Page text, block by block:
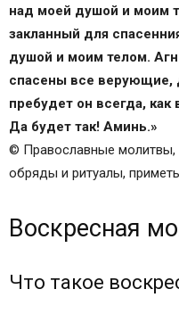
Смотрите также:
Журнал о звездах и
Четверговая
слышать благие вести
Субботняя молитва
земных и небесных
Молитвы архангелу
Икона Архангела
СИЛА МОЛИТВЫ –
Воскресная молитва
над моей душой и моим
закланный для
душой и моим телом.
спасены все верующие,
пребудет он всегда,
Да будет так! Аминь.»
© Православные молитвы,
обряды и ритуалы,
Воскресная
Что такое